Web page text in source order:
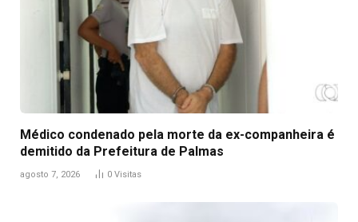
Médico condenado pela morte da ex-companheira é
demitido da Prefeitura de Palmas
agosto 7, 2026 0 Visitas